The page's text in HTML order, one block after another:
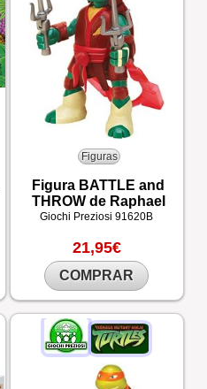
Figuras
Figura BATTLE and
THROW de Raphael
Giochi Preziosi91620B
21,95€
COMPRAR